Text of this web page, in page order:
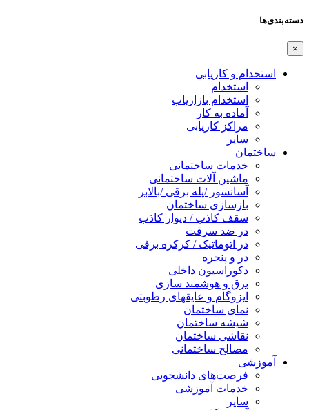
دسته‌بندی‌ها
×
استخدام و کاریابی
استخدام
استخدام بازاریاب
آماده به کار
مراکز کاریابی
سایر
ساختمان
خدمات ساختمانی
ماشین آلات ساختمانی
آسانسور /پله برقی /بالابر
بازسازی ساختمان
سقف کاذب / دیوار کاذب
در ضد سرقت
در اتوماتیک / کرکره برقی
در و پنجره
دکوراسیون داخلی
برق و هوشمند سازی
ایزوگام و عایقهای رطوبتی
نمای ساختمان
شیشه ساختمان
نقاشی ساختمان
مصالح ساختمانی
آموزشی
فرصت‌های دانشجویی
خدمات آموزشی
سایر